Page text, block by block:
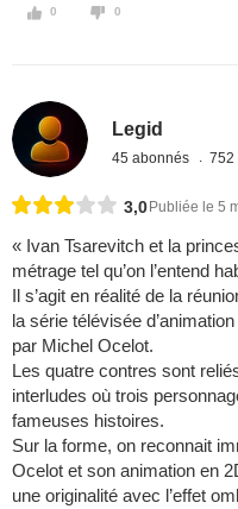
0 0
Legid
45 abonnés 752
3,0 Publiée le 5
« Ivan Tsarevitch et la
métrage tel qu’on l’entend
Il s’agit en réalité de la
la série télévisée
par Michel Ocelot.
Les quatre contres sont
interludes où trois
fameuses histoires.
Sur la forme, on reconnait
Ocelot et son animation en
une originalité avec l’effet